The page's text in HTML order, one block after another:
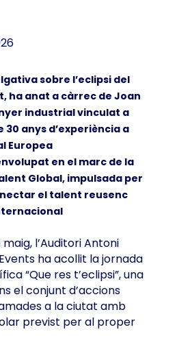
sobre l’eclipsi del
ha anat a càrrec de Joan
industrial vinculat a
30 anys d’experiència a
Europea
en el marc de la
Global, impulsada per
el talent reusenc
maig, l’Auditori Antoni
ha acollit la jornada
“Que res t’eclipsi”, una
el conjunt d’accions
a la ciutat amb
previst per al proper